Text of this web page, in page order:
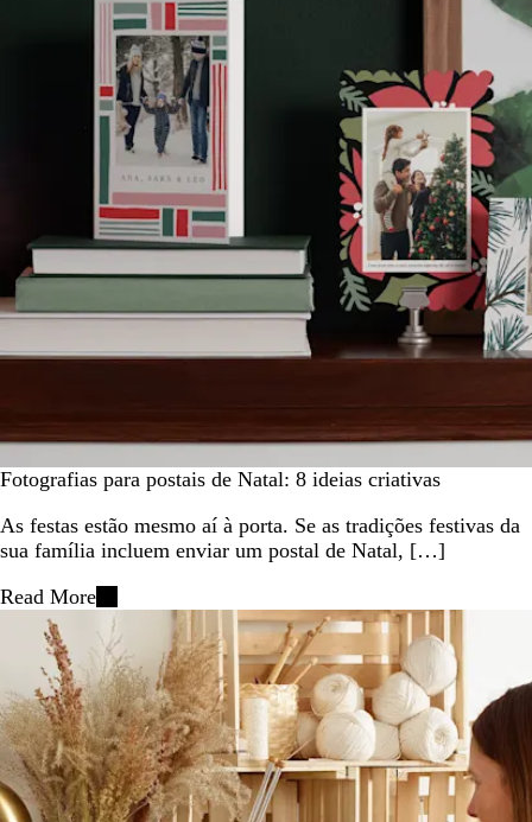
Fotografias para postais de Natal: 8 ideias criativas
As festas estão mesmo aí à porta. Se as tradições festivas da
sua família incluem enviar um postal de Natal, […]
Read More